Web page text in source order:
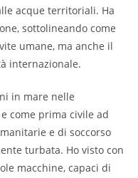
acque territoriali. Ha
sottolineando come
umane, ma anche il
internazionale.
in mare nelle
come prima civile ad
e di soccorso
turbata. Ho visto con
macchine, capaci di